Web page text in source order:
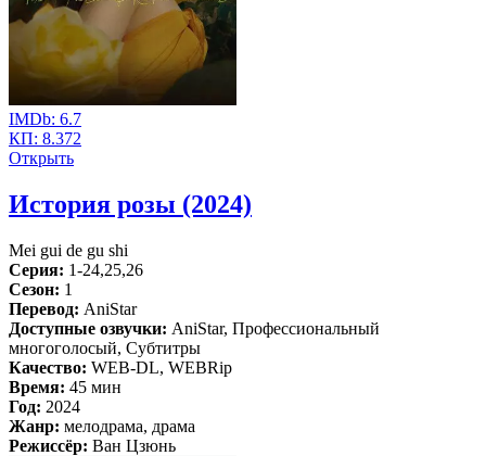
IMDb: 6.7
КП: 8.372
Открыть
История розы (2024)
Mei gui de gu shi
Серия: 1-24,25,26
Сезон: 1
Перевод: AniStar
Доступные озвучки: AniStar, Профессиональный
многоголосый, Субтитры
Качество: WEB-DL, WEBRip
Время: 45 мин
Год: 2024
Жанр: мелодрама, драма
Режиссёр: Ван Цзюнь